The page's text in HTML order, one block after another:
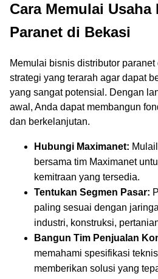
Cara Memulai
Paranet di Bekasi
Memulai bisnis distributor
strategi yang terarah agar dapat
yang sangat potensial. Dengan
awal, Anda dapat membangun
dan berkelanjutan.
Hubungi Maximanet:
bersama tim Maximanet
kemitraan yang tersedia.
Tentukan Segmen Pasar:
paling sesuai dengan
industri, konstruksi,
Bangun Tim Penjualan
memahami spesifikasi
memberikan solusi yang